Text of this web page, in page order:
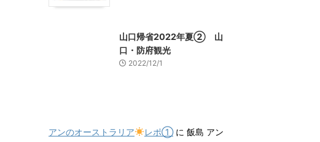
山口帰省2022年夏② 山
口・防府観光
2022/12/1
アンのオーストラリア レポ①に 飯島 アン